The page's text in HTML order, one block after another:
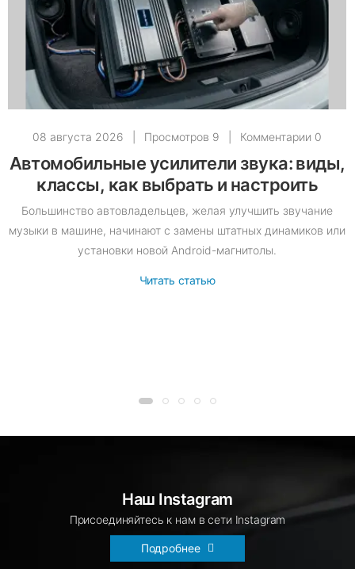
08 августа 2026 Просмотров 9 Комментарии 0
Автомобильные усилители звука: виды,
классы, как выбрать и настроить
Большинство автовладельцев, желая улучшить звучание
музыки в машине, начинают с замены штатных динамиков или
установки новой Android-магнитолы.
Читать статью
Наш Instagram
Присоединяйтесь к нам в сети Instagram
Подробнее